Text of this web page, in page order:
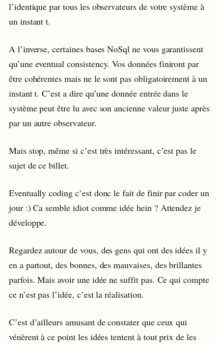
l’identique par tous les observateurs de votre système à
un instant t.
A l’inverse, certaines bases NoSql ne vous garantissent
qu’une eventual consistency. Vos données finiront par
être cohérentes mais ne le sont pas obligatoirement à un
instant t. C’est a dire qu’une donnée entrée dans le
système peut être lu avec son ancienne valeur juste après
par un autre observateur.
Mais stop, même si c’est très intéressant, c’est pas le
sujet de ce billet.
Eventually coding c’est donc le fait de finir par coder un
jour :) Ca semble idiot comme idée hein ? Attendez je
développe.
Regardez autour de vous, des gens qui ont des idées il y
en a partout, des bonnes, des mauvaises, des brillantes
parfois. Mais avoir une idée ne suffit pas. Ce qui compte
ce n’est pas l’idée, c’est la réalisation.
C’est d’ailleurs amusant de constater que ceux qui
vénèrent à ce point les idées tentent à tout prix de les